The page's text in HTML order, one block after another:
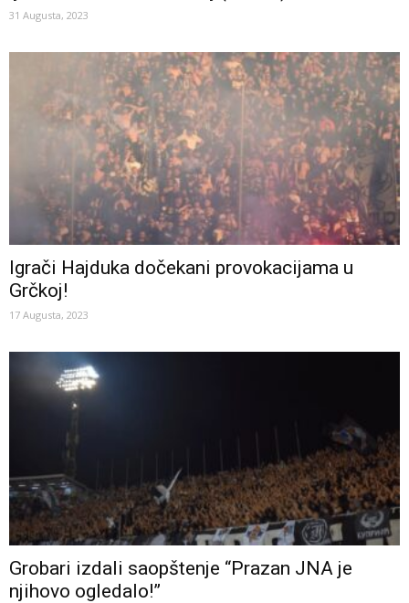
31 Augusta, 2023
Igrači Hajduka dočekani provokacijama u
Grčkoj!
17 Augusta, 2023
Grobari izdali saopštenje “Prazan JNA je
njihovo ogledalo!”